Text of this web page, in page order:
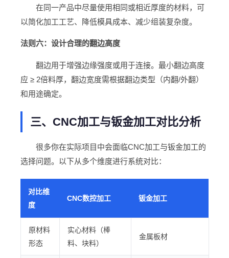
在同一产品中尽量使用相同或相近厚度的材料，可
以简化加工工艺、降低模具成本、减少组装复杂度。
法则六：设计合理的翻边高度
翻边用于增强边缘强度或用于连接。最小翻边高度
应 ≥ 2倍料厚，翻边宽度需根据翻边类型（内翻/外翻）
和用途确定。
三、CNC加工与钣金加工对比分析
很多你在实际项目中会面临CNC加工与钣金加工的
选择问题。以下从多个维度进行系统对比：
对比维
度
CNC数控加工 钣金加工
原材料
形态
实心材料（棒
料、块料）
金属板材